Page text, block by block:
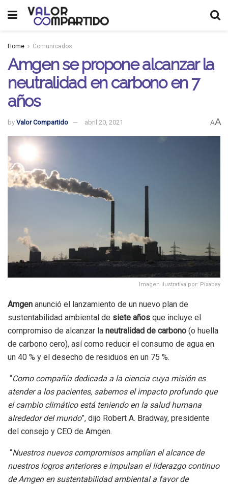
Home Comunicados
Amgen se propone alcanzar la
neutralidad en carbono en 7
años
by Valor Compartido abril 20, 2021 AA
Imagen ilustrativa por: Pixabay
Amgen anunció el lanzamiento de un nuevo plan de
sustentabilidad ambiental de siete años que incluye el
compromiso de alcanzar la neutralidad de carbono (o huella
de carbono cero), así como reducir el consumo de agua en
un 40 % y el desecho de residuos en un 75 %.
“Como compañía dedicada a la ciencia cuya misión es
atender a los pacientes, sabemos el impacto profundo que
el cambio climático está teniendo en la salud humana
alrededor del mundo”, dijo Robert A. Bradway, presidente
del consejo y CEO de Amgen.
“Nuestros nuevos compromisos amplían el alcance de
nuestros logros anteriores e impulsan el liderazgo continuo
de Amgen en sustentabilidad ambiental a favor de